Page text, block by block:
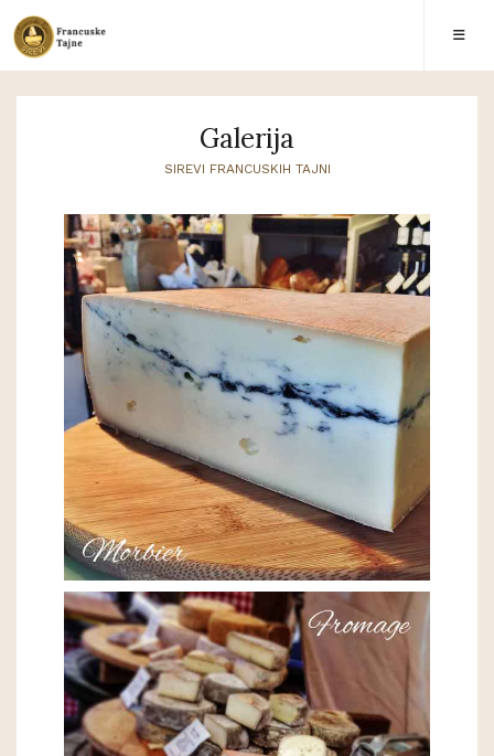
Galerija
SIREVI FRANCUSKIH TAJNI